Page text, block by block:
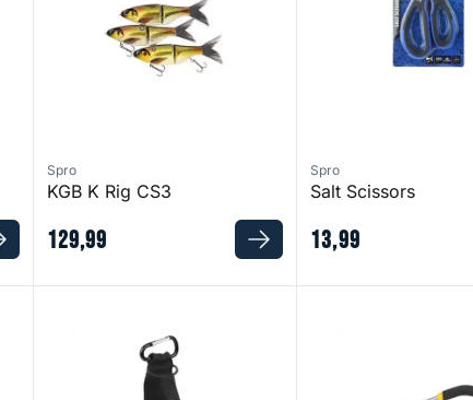
Spro
KGB K Rig CS3
129,99
Spro
Salt Scissors
13,99